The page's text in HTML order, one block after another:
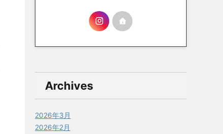
Archives
2026年3月
2026年2月